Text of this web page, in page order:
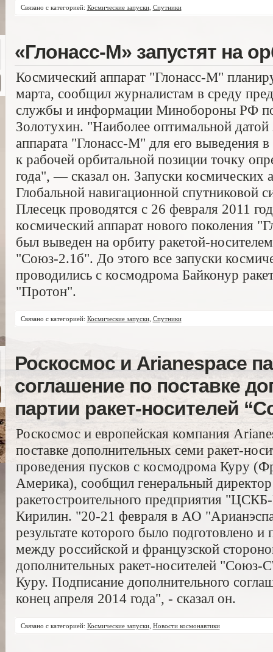
Связано с категорией: Космические запуски, Спутники
«Глонасс-М» запустят на
Космический аппарат "Глонасс-М"
марта, сообщил журналистам в среду
службы и информации Минобороны РФ
Золотухин. "Наиболее оптимальной датой
аппарата "Глонасс-М" для его выведения
к рабочей орбитальной позиции точку
года", — сказал он. Запуски космических
Глобальной навигационной спутниковой
Плесецк проводятся с 26 февраля 2011
космический аппарат нового поколения
был выведен на орбиту ракетой-носителем
"Союз-2.1б". До этого все запуски
проводились с космодрома Байконур
"Протон".
Связано с категорией: Космические запуски, Спутники
Роскосмос и Arianespace
соглашение по поставке
партии ракет-носителей
Роскосмос и европейская компания
поставке дополнительных семи ракет-
проведения пусков с космодрома Куру
Америка), сообщил генеральный директор
ракетостроительного предприятия
Кирилин. "20-21 февраля в АО
результате которого было подготовлено
между российской и французской
дополнительных ракет-носителей "Союз-
Куру. Подписание дополнительного
конец апреля 2014 года", - сказал он.
Связано с категорией: Космические запуски, Новости космонавтики